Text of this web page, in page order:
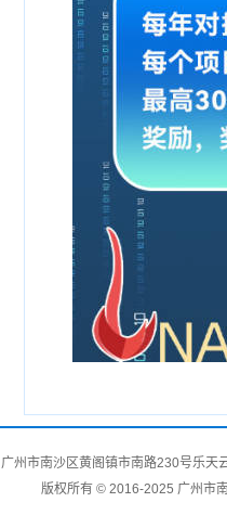
州市南沙区黄阁镇市南路230号乐
版权所有 © 2016-2025 广州市